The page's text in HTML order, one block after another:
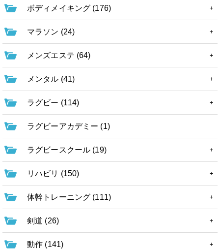
ボディメイキング (176)
マラソン (24)
メンズエステ (64)
メンタル (41)
ラグビー (114)
ラグビーアカデミー (1)
ラグビースクール (19)
リハビリ (150)
体幹トレーニング (111)
剣道 (26)
動作 (141)